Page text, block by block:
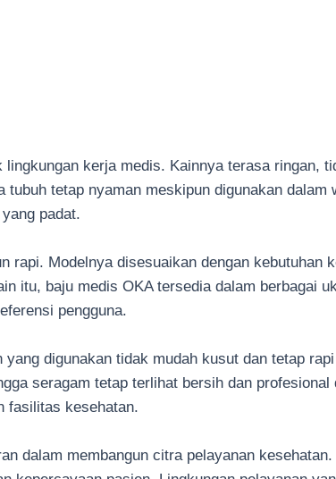
kerja medis. Kainnya terasa ringan,
tetap nyaman meskipun digunakan dalam
padat.
rapi. Modelnya disesuaikan dengan kebutuhan
itu, baju medis OKA tersedia dalam berbagai
pengguna.
digunakan tidak mudah kusut dan tetap
seragam tetap terlihat bersih dan
fasilitas kesehatan.
dalam membangun citra pelayanan